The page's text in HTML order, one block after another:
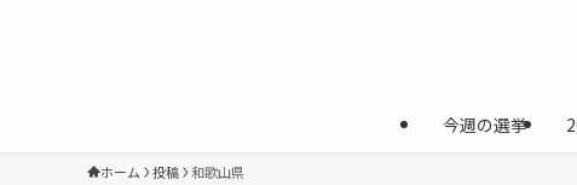
今週の選挙
ホーム 投稿 和歌山県